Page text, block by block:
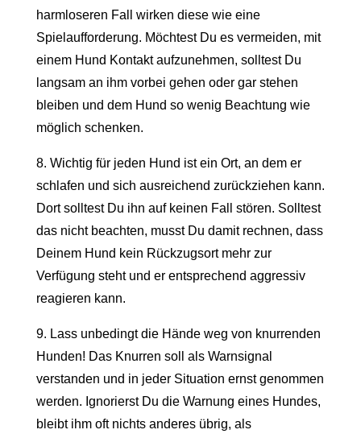
harmloseren Fall wirken diese wie eine
Spielaufforderung. Möchtest Du es vermeiden, mit
einem Hund Kontakt aufzunehmen, solltest Du
langsam an ihm vorbei gehen oder gar stehen
bleiben und dem Hund so wenig Beachtung wie
möglich schenken.
8. Wichtig für jeden Hund ist ein Ort, an dem er
schlafen und sich ausreichend zurückziehen kann.
Dort solltest Du ihn auf keinen Fall stören. Solltest
das nicht beachten, musst Du damit rechnen, dass
Deinem Hund kein Rückzugsort mehr zur
Verfügung steht und er entsprechend aggressiv
reagieren kann.
9. Lass unbedingt die Hände weg von knurrenden
Hunden! Das Knurren soll als Warnsignal
verstanden und in jeder Situation ernst genommen
werden. Ignorierst Du die Warnung eines Hundes,
bleibt ihm oft nichts anderes übrig, als